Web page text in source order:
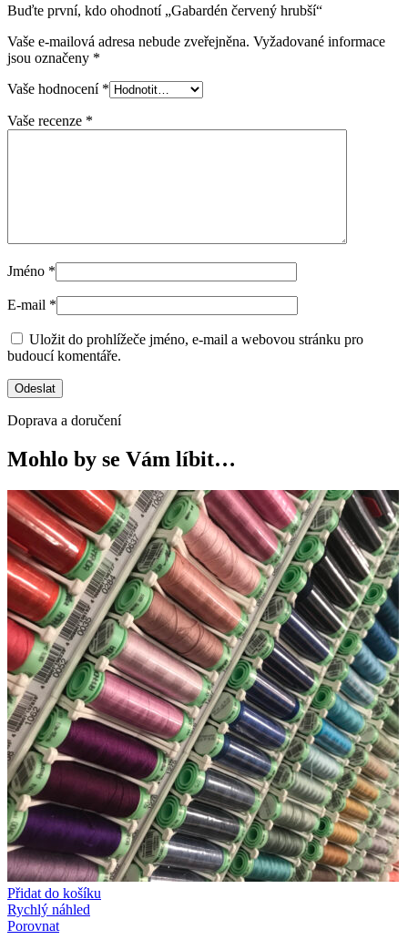
Buďte první, kdo ohodnotí „Gabardén červený hrubší“
Vaše e-mailová adresa nebude zveřejněna. Vyžadované informace
jsou označeny *
Vaše hodnocení *
Vaše recenze *
Jméno *
E-mail *
Uložit do prohlížeče jméno, e-mail a webovou stránku pro
budoucí komentáře.
Doprava a doručení
Mohlo by se Vám líbit…
Přidat do košíku
Rychlý náhled
Porovnat